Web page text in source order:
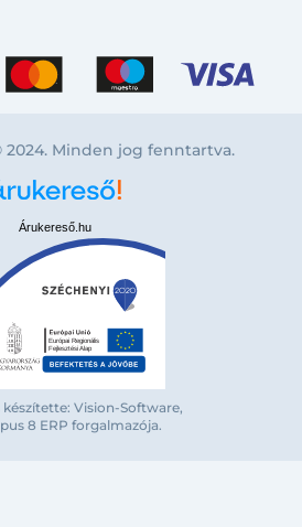
2024. Minden jog fenntartva.
Árukereső.hu
készítette: Vision-Software,
8 ERP forgalmazója.